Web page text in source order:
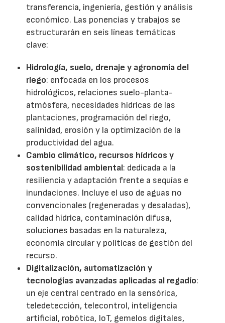
transferencia, ingeniería, gestión y análisis
económico. Las ponencias y trabajos se
estructurarán en seis líneas temáticas
clave:
Hidrología, suelo, drenaje y agronomía del
riego: enfocada en los procesos
hidrológicos, relaciones suelo-planta-
atmósfera, necesidades hídricas de las
plantaciones, programación del riego,
salinidad, erosión y la optimización de la
productividad del agua.
Cambio climático, recursos hídricos y
sostenibilidad ambiental: dedicada a la
resiliencia y adaptación frente a sequías e
inundaciones. Incluye el uso de aguas no
convencionales (regeneradas y desaladas),
calidad hídrica, contaminación difusa,
soluciones basadas en la naturaleza,
economía circular y políticas de gestión del
recurso.
Digitalización, automatización y
tecnologías avanzadas aplicadas al regadío:
un eje central centrado en la sensórica,
teledetección, telecontrol, inteligencia
artificial, robótica, IoT, gemelos digitales,